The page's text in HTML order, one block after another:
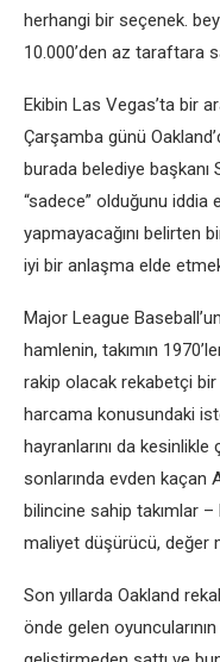
herhangi bir seçenek.
10.000’den az taraftara
Ekibin Las Vegas’ta bir
Çarşamba günü
burada belediye başkanı
“sadece” olduğunu iddia
yapmayacağını belirten
iyi bir anlaşma elde
Major League
hamlenin, takımın
rakip olacak rekabetçi bir
harcama konusundaki
hayranlarını da kesinlikle
sonlarında evden kaçan
bilincine sahip takımlar
maliyet düşürücü, değer
Son yıllarda Oakland
önde gelen